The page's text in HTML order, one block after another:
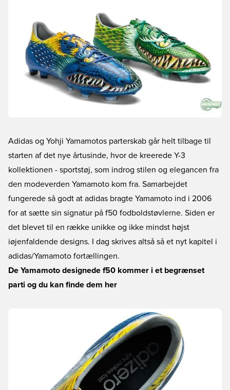
Adidas og Yohji Yamamotos parterskab går helt tilbage til
starten af det nye årtusinde, hvor de kreerede Y-3
kollektionen - sportstøj, som indrog stilen og elegancen fra
den modeverden Yamamoto kom fra. Samarbejdet
fungerede så godt at adidas bragte Yamamoto ind i 2006
for at sætte sin signatur på f50 fodboldstøvlerne. Siden er
det blevet til en række unikke og ikke mindst højst
iøjenfaldende designs. I dag skrives altså så et nyt kapitel i
adidas/Yamamoto fortællingen.
De Yamamoto designede f50 kommer i et begrænset
parti og du kan finde dem her